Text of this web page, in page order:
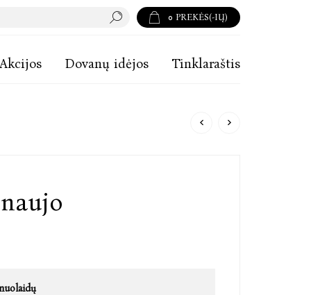
0 PREKĖS(-IŲ)
Akcijos Dovanų idėjos Tinklaraštis